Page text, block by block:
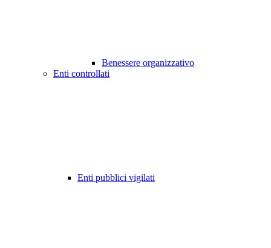
Benessere organizzativo
Enti controllati
Enti pubblici vigilati